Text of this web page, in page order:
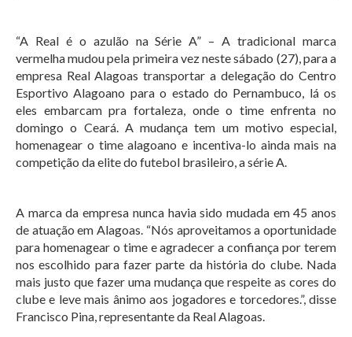
“A Real é o azulão na Série A” – A tradicional marca
vermelha mudou pela primeira vez neste sábado (27), para a
empresa Real Alagoas transportar a delegação do Centro
Esportivo Alagoano para o estado do Pernambuco, lá os
eles embarcam pra fortaleza, onde o time enfrenta no
domingo o Ceará. A mudança tem um motivo especial,
homenagear o time alagoano e incentiva-lo ainda mais na
competição da elite do futebol brasileiro, a série A.
A marca da empresa nunca havia sido mudada em 45 anos
de atuação em Alagoas. “Nós aproveitamos a oportunidade
para homenagear o time e agradecer a confiança por terem
nos escolhido para fazer parte da história do clube. Nada
mais justo que fazer uma mudança que respeite as cores do
clube e leve mais ânimo aos jogadores e torcedores.”, disse
Francisco Pina, representante da Real Alagoas.